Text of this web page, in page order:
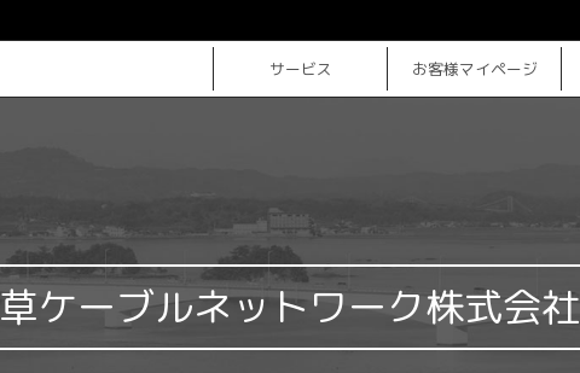
サービス お客様マイページ
ケーブルネットワーク株式会社